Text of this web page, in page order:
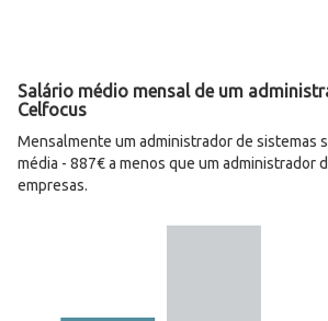
Salário médio mensal de um
Celfocus
Mensalmente um administrador de sistemas
média - 887€ a menos que um administrador
empresas.